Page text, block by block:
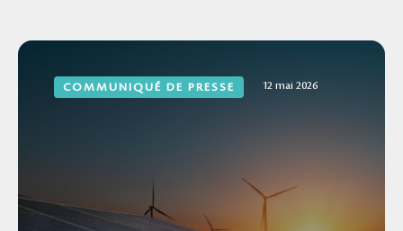
COMMUNIQUÉ DE PRESSE 12 mai 2026